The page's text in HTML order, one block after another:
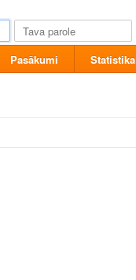
Pasākumi Statistika